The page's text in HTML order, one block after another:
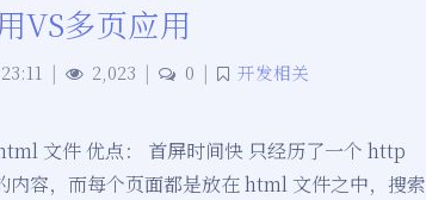
VS多页应用
| 2,023 | 0 |
开发相关
文件 优点： 首屏时间快 只经历了一个 http
容，而每个页面都是放在 html 文件之中，搜索